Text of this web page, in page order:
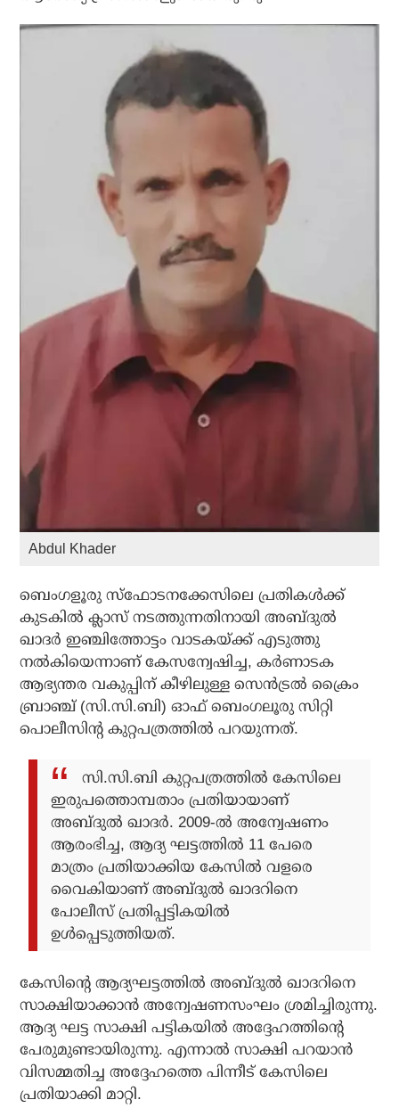
Abdul Khader
ബെംഗളൂരു സ്‌ഫോടനക്കേസിലെ പ്രതികള്‍ക്ക്
കുടകില്‍ ക്ലാസ് നടത്തുന്നതിനായി അബ്ദുൽ
ഖാദർ ഇഞ്ചിത്തോട്ടം വാടകയ്ക്ക് എടുത്തു
നല്‍കിയെന്നാണ് കേസന്വേഷിച്ച, കർണാടക
ആഭ്യന്തര വകുപ്പിന് കീഴിലുള്ള സെൻട്രൽ ക്രൈം
ബ്രാഞ്ച് (സി.സി.ബി) ഓഫ് ബെംഗലൂരു സിറ്റി
പൊലീസിന്റ കുറ്റപത്രത്തിൽ പറയുന്നത്.
സി.സി.ബി കുറ്റപത്രത്തിൽ കേസിലെ
ഇരുപത്തൊമ്പതാം പ്രതിയായാണ്
അബ്ദുൽ ഖാദർ. 2009-ല്‍ അന്വേഷണം
ആരംഭിച്ച, ആദ്യ ഘട്ടത്തില്‍ 11 പേരെ
മാത്രം പ്രതിയാക്കിയ കേസില്‍ വളരെ
വൈകിയാണ് അബ്ദുല്‍ ഖാദറിനെ
പോലീസ് പ്രതിപ്പട്ടികയില്‍
ഉള്‍പ്പെടുത്തിയത്.
കേസിന്റെ ആദ്യഘട്ടത്തില്‍ അബ്ദുല്‍ ഖാദറിനെ
സാക്ഷിയാക്കാന്‍ അന്വേഷണസംഘം ശ്രമിച്ചിരുന്നു.
ആദ്യ ഘട്ട സാക്ഷി പട്ടികയില്‍ അദ്ദേഹത്തിന്റെ
പേരുമുണ്ടായിരുന്നു. എന്നാല്‍ സാക്ഷി പറയാൻ
വിസമ്മതിച്ച അദ്ദേഹത്തെ പിന്നീട് കേസിലെ
പ്രതിയാക്കി മാറ്റി.